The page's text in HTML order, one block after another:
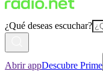
¿Qué deseas escuchar?
Abrir appDescubre Prime